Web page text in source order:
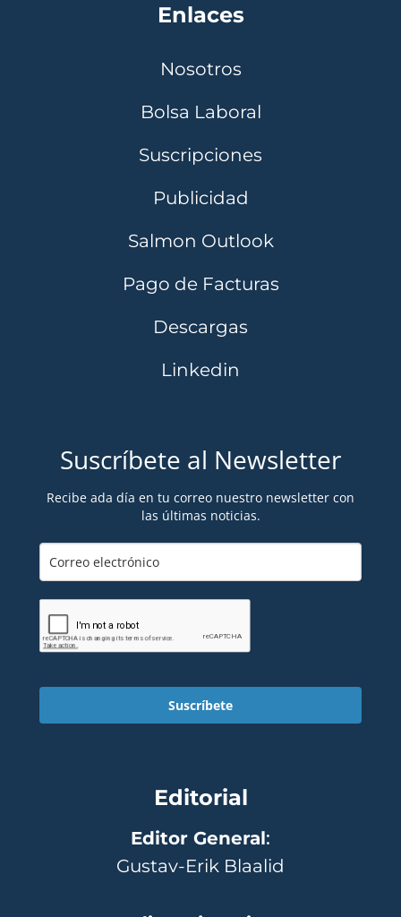
Enlaces
Nosotros
Bolsa Laboral
Suscripciones
Publicidad
Salmon Outlook
Pago de Facturas
Descargas
Linkedin
Suscríbete al Newsletter
Recibe ada día en tu correo nuestro newsletter con
las últimas noticias.
Suscríbete
Editorial
Editor General:
Gustav-Erik Blaalid